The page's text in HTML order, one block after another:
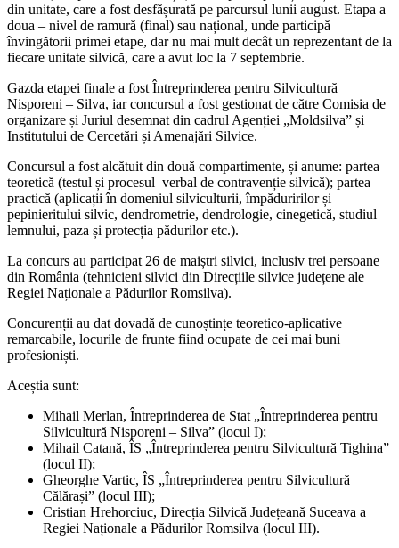
din unitate, care a fost desfășurată pe parcur­sul lunii august. Etapa a
doua – nivel de ramură (final) sau național, unde participă
învingătorii primei etape, dar nu mai mult decât un repre­zentant de la
fiecare unitate silvică, care a avut loc la 7 septembrie.
Gazda etapei finale a fost Întreprinderea pentru Silvicultură
Nisporeni – Silva, iar con­cursul a fost gestionat de către Comisia de
or­ganizare și Juriul desemnat din cadrul Agenției „Moldsilva” și
Institutului de Cercetări și Ame­najări Silvice.
Concursul a fost alcătuit din două compar­timente, și anume: partea
teoretică (testul și procesul–verbal de contravenție silvică); partea
practică (aplicații în domeniul silviculturii, îm­păduririlor și
pepinieritului silvic, dendrome­trie, dendrologie, cinegetică, studiul
lemnului, paza și protecția pădurilor etc.).
La concurs au participat 26 de maiștri silvici, inclusiv trei persoane
din România (tehnicieni silvici din Direcțiile silvice județene ale
Regiei Naționale a Pădurilor Romsilva).
Concurenții au dat dovadă de cunoștințe te­oretico-aplicative
remarcabile, locurile de frun­te fiind ocupate de cei mai buni
profesioniști.
Aceștia sunt:
Mihail Merlan, Întreprinderea de Stat „Întreprinderea pentru
Silvicultură Nispo­reni – Silva” (locul I);
Mihail Catană, ÎS „Între­prinderea pentru Silvicultură Tighina”
(locul II);
Gheorghe Vartic, ÎS „Întreprinderea pentru Sil­vicultură
Călărași” (locul III);
Cristian Hrehor­ciuc, Direcția Silvică Județeană Suceava a
Regi­ei Naționale a Pădurilor Romsilva (locul III).